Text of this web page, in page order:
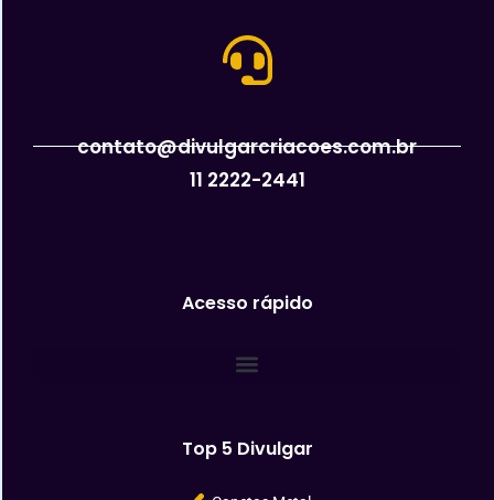
contato@divulgarcriacoes.com.br
11 2222-2441
Acesso rápido
Top 5 Divulgar